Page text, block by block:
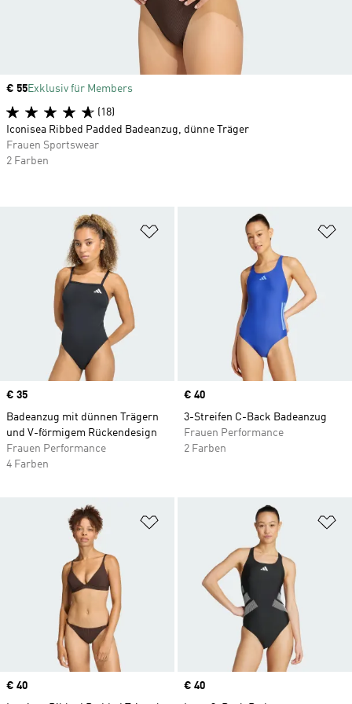
Zur Wunschliste hinzufügen
Price
€ 35
Badeanzug mit dünnen Trägern
und V-förmigem Rückendesign
Frauen Performance
4 Farben
Price
€ 40
3-Streifen C-Back Badeanzug
Frauen Performance
2 Farben
Zur Wunschliste hinzufügen
Price
€ 40
Price
€ 40
Price
€ 55Exklusiv für Members
(18)
Iconisea Ribbed Padded Badeanzug, dünne Träger
Frauen Sportswear
2 Farben